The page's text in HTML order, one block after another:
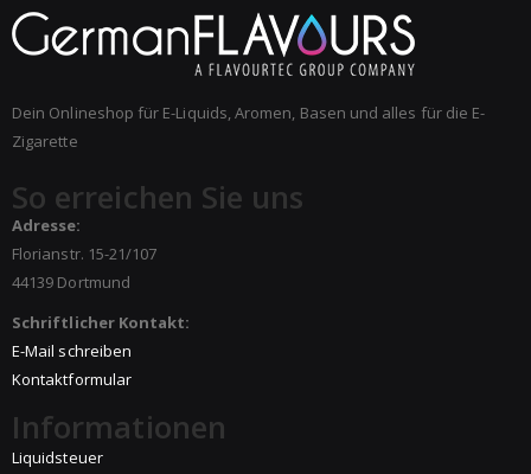
Dein Onlineshop für E-Liquids, Aromen, Basen und alles für die E-
Zigarette
So erreichen Sie uns
Adresse:
Florianstr. 15-21/107
44139 Dortmund
Schriftlicher Kontakt:
E-Mail schreiben
Kontaktformular
Informationen
Liquidsteuer